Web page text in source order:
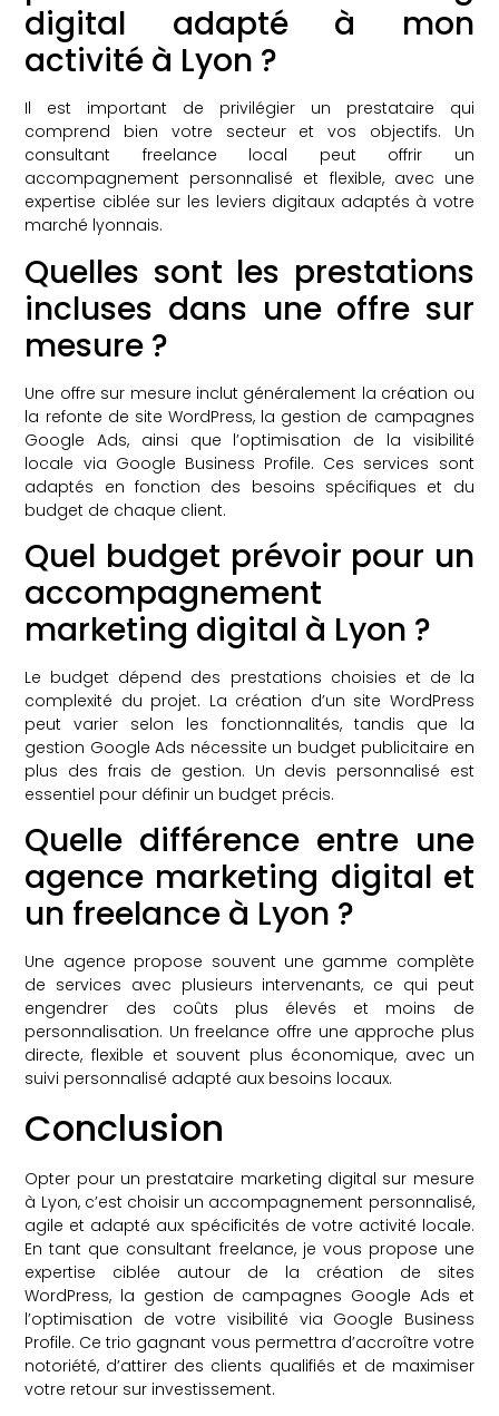
digital adapté à mon
activité à Lyon ?
Il est important de privilégier un prestataire qui
comprend bien votre secteur et vos objectifs. Un
consultant freelance local peut offrir un
accompagnement personnalisé et flexible, avec une
expertise ciblée sur les leviers digitaux adaptés à votre
marché lyonnais.
Quelles sont les prestations
incluses dans une offre sur
mesure ?
Une offre sur mesure inclut généralement la création ou
la refonte de site WordPress, la gestion de campagnes
Google Ads, ainsi que l’optimisation de la visibilité
locale via Google Business Profile. Ces services sont
adaptés en fonction des besoins spécifiques et du
budget de chaque client.
Quel budget prévoir pour un
accompagnement
marketing digital à Lyon ?
Le budget dépend des prestations choisies et de la
complexité du projet. La création d’un site WordPress
peut varier selon les fonctionnalités, tandis que la
gestion Google Ads nécessite un budget publicitaire en
plus des frais de gestion. Un devis personnalisé est
essentiel pour définir un budget précis.
Quelle différence entre une
agence marketing digital et
un freelance à Lyon ?
Une agence propose souvent une gamme complète
de services avec plusieurs intervenants, ce qui peut
engendrer des coûts plus élevés et moins de
personnalisation. Un freelance offre une approche plus
directe, flexible et souvent plus économique, avec un
suivi personnalisé adapté aux besoins locaux.
Conclusion
Opter pour un prestataire marketing digital sur mesure
à Lyon, c’est choisir un accompagnement personnalisé,
agile et adapté aux spécificités de votre activité locale.
En tant que consultant freelance, je vous propose une
expertise ciblée autour de la création de sites
WordPress, la gestion de campagnes Google Ads et
l’optimisation de votre visibilité via Google Business
Profile. Ce trio gagnant vous permettra d’accroître votre
notoriété, d’attirer des clients qualifiés et de maximiser
votre retour sur investissement.